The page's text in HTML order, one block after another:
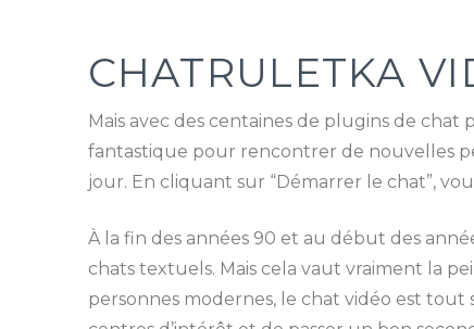
CHATRULETKA
Mais avec des centaines de plugins de
fantastique pour rencontrer de nouvelles
jour. En cliquant sur “Démarrer le chat”,
À la fin des années 90 et au début des
chats textuels. Mais cela vaut vraiment la
personnes modernes, le chat vidéo est